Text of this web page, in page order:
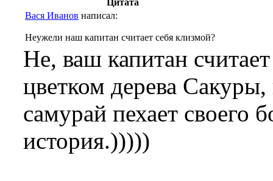
Вася Иванов написал:
Неужели наш капитан считает себя клизмой?
Не, ваш капитан
цветком дерева
самурай пехает своего
история.)))))